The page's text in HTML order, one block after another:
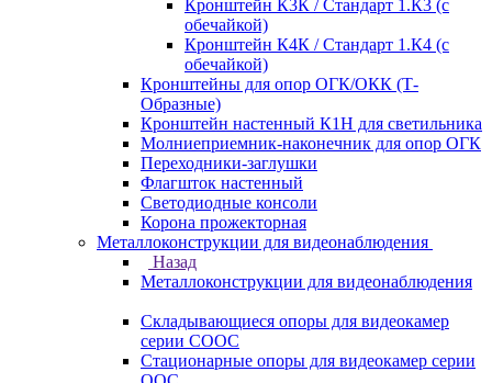
Кронштейн К3К / Стандарт 1.К3 (с
обечайкой)
Кронштейн К4К / Стандарт 1.К4 (с
обечайкой)
Кронштейны для опор ОГК/ОКК (Т-
Образные)
Кронштейн настенный К1Н для светильника
Молниеприемник-наконечник для опор ОГК
Переходники-заглушки
Флагшток настенный
Светодиодные консоли
Корона прожекторная
Металлоконструкции для видеонаблюдения
Назад
Металлоконструкции для видеонаблюдения
Складывающиеся опоры для видеокамер
серии СООС
Стационарные опоры для видеокамер серии